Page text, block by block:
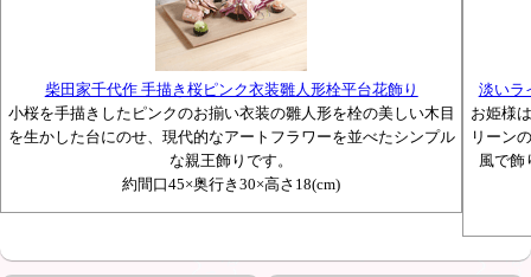
柴田家千代作 手描き桜ピンク衣装雛人形栓平台花飾り
小桜を手描きしたピンクのお揃い衣装の雛人形を栓の美しい木目
を生かした台にのせ、現代的なアートフラワーを並べたシンプル
な親王飾りです。
約間口45×奥行き30×高さ18(cm)
淡いラ
お姫様
リーン
風で飾